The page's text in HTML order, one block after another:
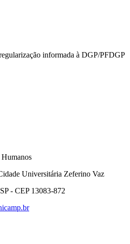
informada à DGP/PFDGP
Universitária Zeferino Vaz
- CEP 13083-872